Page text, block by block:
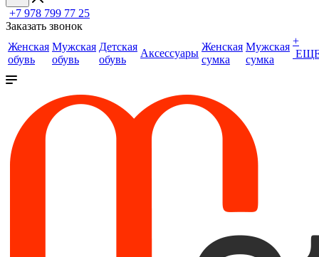
+7 978 799 77 25
Заказать звонок
Женская
обувь
Мужская
обувь
Детская
обувь
Аксессуары
Женская
сумка
Мужская
сумка
+